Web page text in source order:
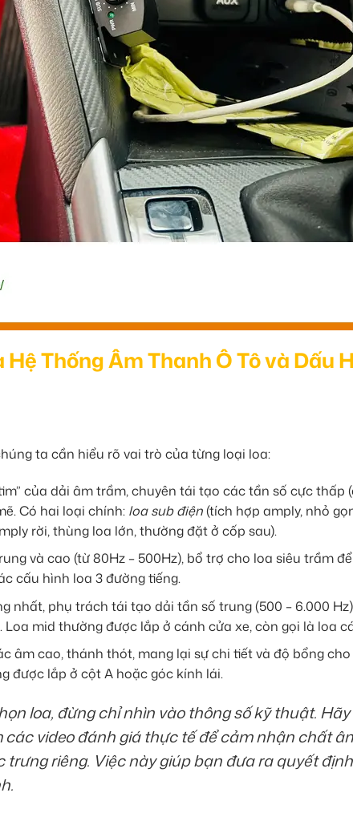
Thống Âm Thanh Ô Tô và Dấu
ta cần hiểu rõ vai trò của từng loại loa:
của dải âm trầm, chuyên tái tạo các tần số cực thấp
Có hai loại chính: loa sub điện(tích hợp amply, nhỏ
rời, thùng loa lớn, thường đặt ở cốp sau).
và cao (từ 80Hz – 500Hz), bổ trợ cho loa siêu trầm
cấu hình loa 3 đường tiếng.
nhất, phụ trách tái tạo dải tần số trung (500 – 6.000
mid thường được lắp ở cánh cửa xe, còn gọi là loa
âm cao, thánh thót, mang lại sự chi tiết và độ bổng
được lắp ở cột A hoặc góc kính lái.
loa, đừng chỉ nhìn vào thông số kỹ thuật.
video đánh giá thực tế để cảm nhận chất
trưng riêng. Việc này giúp bạn đưa ra quyết